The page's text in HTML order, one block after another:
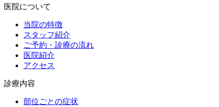
医院について
当院の特徴
スタッフ紹介
ご予約・診療の流れ
医院紹介
アクセス
診療内容
部位ごとの症状